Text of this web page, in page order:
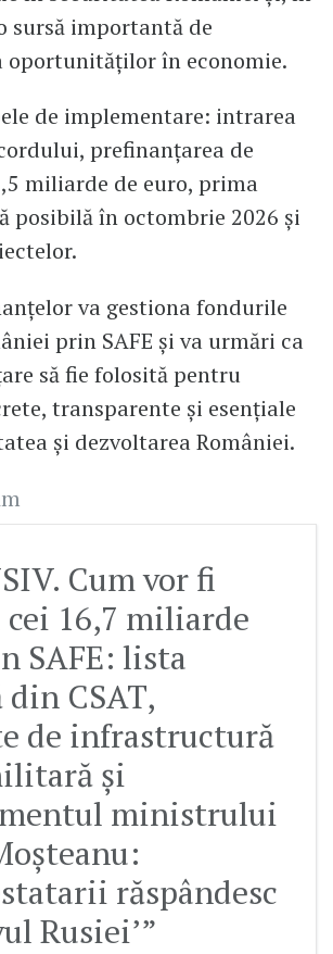
sursă importantă de
în economie.
de implementare: intrarea
prefinanțarea de
miliarde de euro, prima
posibilă în octombrie 2026 și
va gestiona fondurile
prin SAFE și va urmări ca
să fie folosită pentru
transparente și esențiale
și dezvoltarea României.
Cum vor fi
16,7 miliarde
SAFE: lista
din CSAT,
de infrastructură
și
ministrului
răspândesc
Rusiei’”